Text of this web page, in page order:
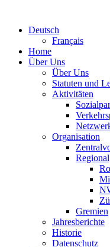
Deutsch
Français
Home
Über Uns
Über Uns
Statuten und
Aktivitäten
Organisation
Gremien
Jahresberichte
Historie
Datenschutz